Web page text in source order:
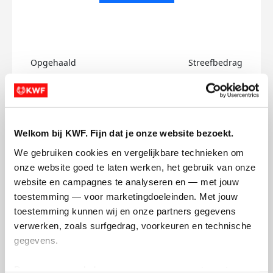
Welkom bij KWF. Fijn dat je onze website bezoekt.
We gebruiken cookies en vergelijkbare technieken om
onze website goed te laten werken, het gebruik van onze
website en campagnes te analyseren en — met jouw
toestemming — voor marketingdoeleinden. Met jouw
toestemming kunnen wij en onze partners gegevens
verwerken, zoals surfgedrag, voorkeuren en technische
gegevens.
Opgehaald Streefbedrag
Oleh's badges